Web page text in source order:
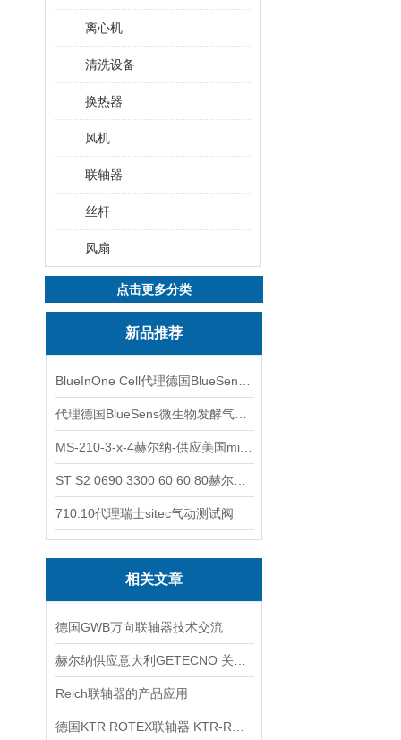
离心机
清洗设备
换热器
风机
联轴器
丝杆
风扇
点击更多分类
新品推荐
710.10代理瑞士sitec气动测试阀
相关文章
德国GWB万向联轴器技术交流
Reich联轴器的产品应用